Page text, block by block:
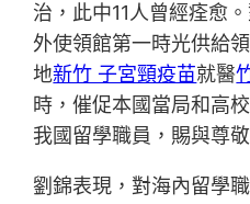
治，此中11人曾經痊愈
外使領館第一時光供給
地新竹 子宮頸疫苗就醫
時，催促本國當局和高
我國留學職員，賜與尊
劉錦表現，對海內留學